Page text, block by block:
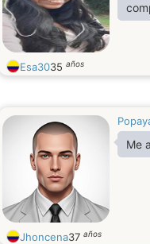
Esa3035 años
Me
Jhoncena37 años